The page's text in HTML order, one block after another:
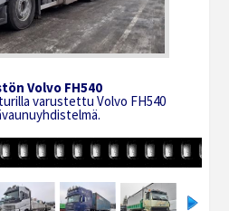
Volvo FH540
varustettu Volvo FH540